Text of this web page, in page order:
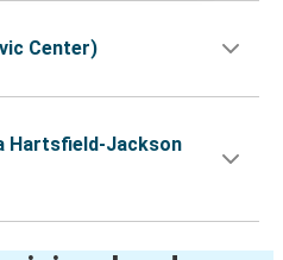
Center)
Hartsfield-Jackson